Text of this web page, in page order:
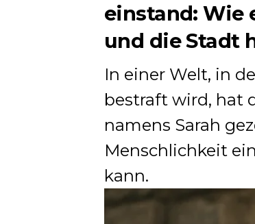
einstand: Wie
und die Stadt
In einer Welt, in
bestraft wird, hat
namens Sarah
Menschlichkeit
kann.